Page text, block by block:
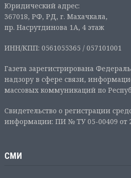
Юридический адрес:
367018, РФ, РД, г. Махачкала,
пр. Насрутдинова 1А, 4 этаж
ИНН/КПП: 0561055365 / 057101001
Газета зарегистрирована
надзору в сфере связи,
массовых коммуникаций по
Свидетельство о регистрации
информации: ПИ № ТУ 05-00409 от
СМИ